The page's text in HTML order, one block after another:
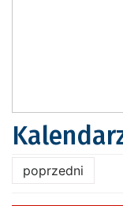
poprzedni